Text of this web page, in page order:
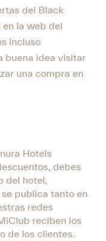
del Black
en la web del
incluso
buena idea visitar
una compra en
Hotels
debes
del hotel,
se publica tanto en
redes
reciben los
de los clientes.